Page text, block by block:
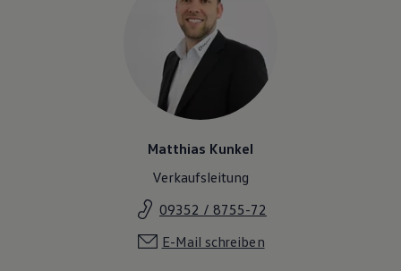
Matthias Kunkel
Verkaufsleitung
09352 / 8755-72
E-Mail schreiben